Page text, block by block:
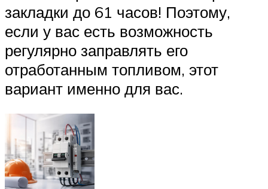
закладки до 61 часов! Поэтому,
если у вас есть возможность
регулярно заправлять его
отработанным топливом, этот
вариант именно для вас.